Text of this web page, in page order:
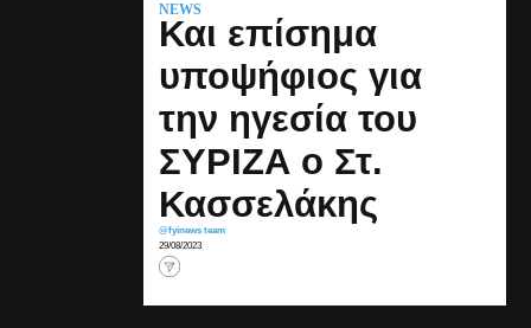
NEWS
Και επίσημα
υποψήφιος για
την ηγεσία του
ΣΥΡΙΖΑ ο Στ.
Κασσελάκης
@fyinews team
29/08/2023